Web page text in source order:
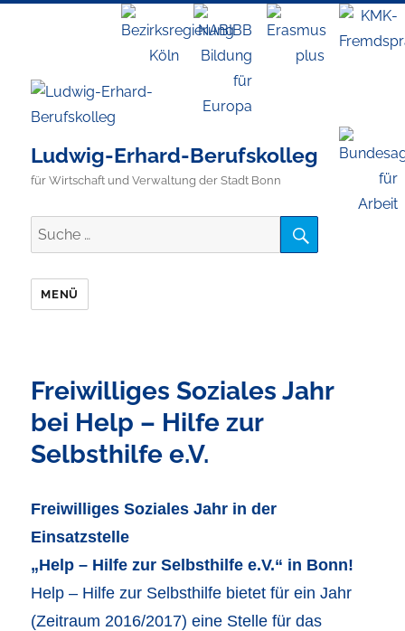
Ludwig-Erhard-Berufskolleg
für Wirtschaft und Verwaltung der Stadt Bonn
Suche
nach:
SUCHE
MENÜ
Freiwilliges Soziales Jahr
bei Help – Hilfe zur
Selbsthilfe e.V.
Freiwilliges Soziales Jahr in der
Einsatzstelle
„Help – Hilfe zur Selbsthilfe e.V.“ in Bonn!
Help – Hilfe zur Selbsthilfe bietet für ein Jahr
(Zeitraum 2016/2017) eine Stelle für das